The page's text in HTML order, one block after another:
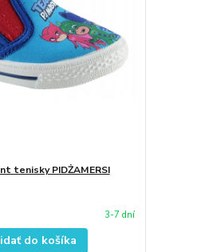
tenisky PIDŻAMERSI
3-7 dní
do košíka